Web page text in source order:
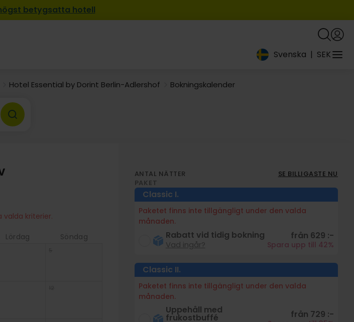
betygsatta hotell
Svenska | SEK
Hotel Essential by Dorint Berlin-Adlershof Bokningskalender
kriterier.
Lördag Söndag
ANTAL NÄTTER
SE BILLIGASTE NU
PAKET
Classic I.
Paketet finns inte tillgängligt under den valda
månaden.
Rabatt vid tidig bokning
Vad ingår?
från 629 :-
Spara upp till 42%
Classic II.
Paketet finns inte tillgängligt under den valda
månaden.
Uppehåll med
frukostbuffé från 729 :-